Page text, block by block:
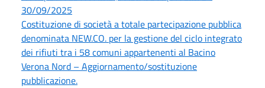
30/09/2025
Costituzione di società a totale partecipazione pubblica
denominata NEW.CO. per la gestione del ciclo integrato
dei rifiuti tra i 58 comuni appartenenti al Bacino
Verona Nord – Aggiornamento/sostituzione
pubblicazione.